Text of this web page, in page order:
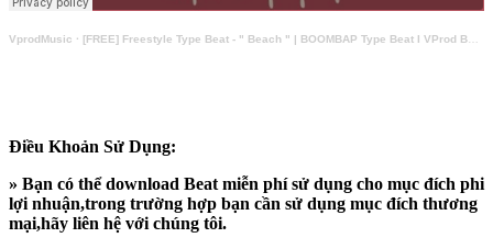
VprodMusic · [FREE] Freestyle Type Beat - " Beach " | BOOMBAP Type Beat I VProd Beatz
Điều Khoản Sử Dụng:
» Bạn có thể download Beat miễn phí sử dụng cho mục đích phi
lợi nhuận,trong trường hợp bạn cần sử dụng mục đích thương
mại,hãy liên hệ với chúng tôi.